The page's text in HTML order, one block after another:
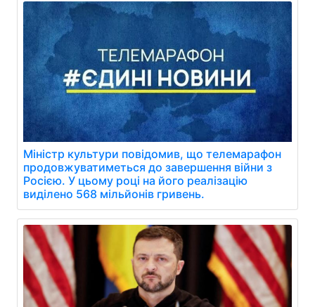
Міністр культури повідомив, що телемарафон
продовжуватиметься до завершення війни з
Росією. У цьому році на його реалізацію
виділено 568 мільйонів гривень.